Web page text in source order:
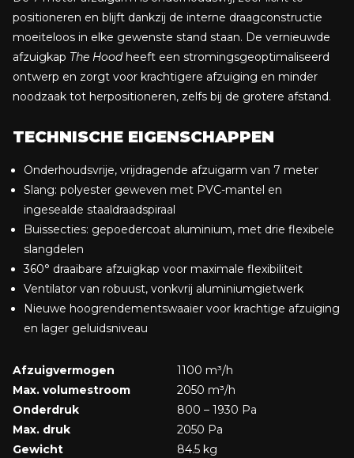
positioneren en blijft dankzij de interne draagconstructie
moeiteloos in elke gewenste stand staan. De vernieuwde
afzuigkap The Hoodheeft een stromingsgeoptimaliseerd
ontwerp en zorgt voor krachtigere afzuiging en minder
noodzaak tot herpositioneren, zelfs bij de grotere afstand.
TECHNISCHE EIGENSCHAPPEN
Onderhoudsvrije, vrijdragende afzuigarm van 7 meter
Slang: polyester geweven met PVC-mantel en
ingesealde staaldraadspiraal
Buissecties: gepoedercoat aluminium, met drie flexibele
slangdelen
360° draaibare afzuigkap voor maximale flexibiliteit
Ventilator van robuust, vonkvrij aluminiumgietwerk
Nieuwe hoogrendementswaaier voor krachtige afzuiging
en lager geluidsniveau
Afzuigvermogen
1100 m³/h
Max. volumestroom
2050 m³/h
Onderdruk
800 – 1930 Pa
Max. druk
2050 Pa
Gewicht
84.5 kg